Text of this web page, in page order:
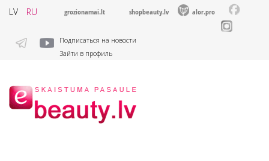
LV RU grozionamai.lt shopbeauty.lv alor.pro
Подписаться на новости
Зайти в профиль